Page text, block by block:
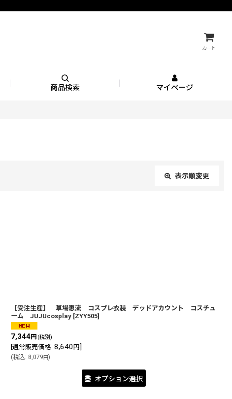
カート
商品検索 マイページ
表示順変更
【受注生産】 草場恵流 コスプレ衣装 デッドアカウント コスチュ
ーム JUJUcosplay [ZYY505]
7,344円 (税別)
[通常販売価格: 8,640円]
(税込: 8,079円)
オプション選択